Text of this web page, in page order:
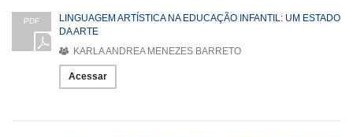
PDF
LINGUAGEM ARTÍSTICA NA EDUCAÇÃO INFANTIL: UM ESTADO
DA ARTE
KARLA ANDREA MENEZES BARRETO
Acessar